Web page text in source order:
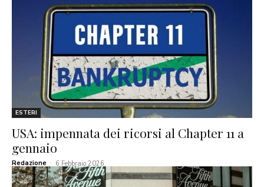
ESTERI
USA: impennata dei ricorsi al Chapter 11 a
gennaio
Redazione - 6 Febbraio 2026